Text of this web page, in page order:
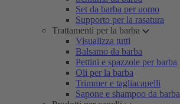
Set da barba per uomo
Supporto per la rasatura
Trattamenti per la barba
Visualizza tutti
Balsamo da barba
Pettini e spazzole per barba
Oli per la barba
Trimmer e tagliacapelli
Sapone e shampoo da barba